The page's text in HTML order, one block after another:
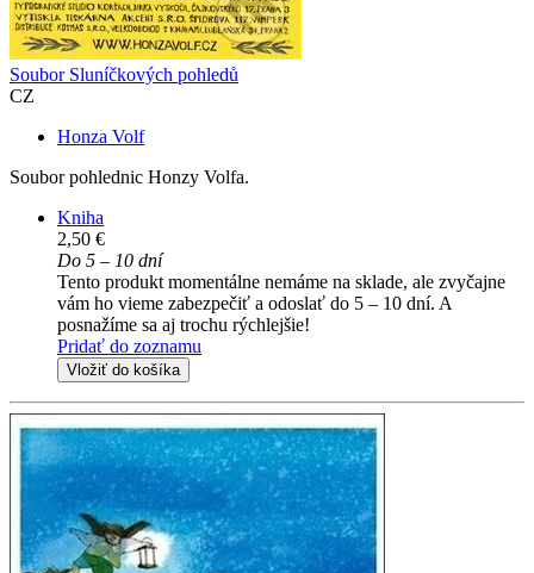
Soubor Sluníčkových pohledů
CZ
Honza Volf
Soubor pohlednic Honzy Volfa.
Kniha
2,50 €
Do 5 – 10 dní
Tento produkt momentálne nemáme na sklade, ale zvyčajne
vám ho vieme zabezpečiť a odoslať do 5 – 10 dní. A
posnažíme sa aj trochu rýchlejšie!
Pridať do zoznamu
Vložiť do košíka